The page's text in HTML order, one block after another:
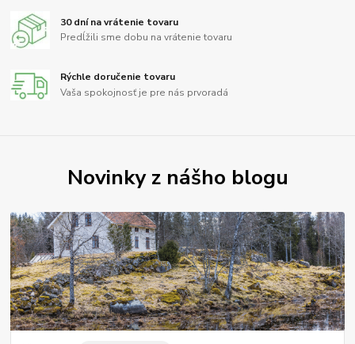
30 dní na vrátenie tovaru
Predĺžili sme dobu na vrátenie tovaru
Rýchle doručenie tovaru
Vaša spokojnosť je pre nás prvoradá
Novinky z nášho blogu